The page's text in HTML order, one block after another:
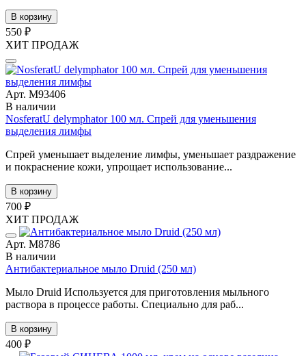
В корзину
550 ₽
ХИТ ПРОДАЖ
Арт. М93406
В наличии
NosferatU delymphator 100 мл. Спрей для уменьшения
выделения лимфы
Спрей уменьшает выделение лимфы, уменьшает раздражение
и покраснение кожи, упрощает использование...
В корзину
700 ₽
ХИТ ПРОДАЖ
Арт. М8786
В наличии
Антибактериальное мыло Druid (250 мл)
Мыло Druid Используется для приготовления мыльного
раствора в процессе работы. Специально для раб...
В корзину
400 ₽